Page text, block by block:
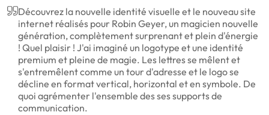
Découvrez la nouvelle identité visuelle et le nouveau site
internet réalisés pour Robin Geyer, un magicien nouvelle
génération, complètement surprenant et plein d'énergie
! Quel plaisir ! J'ai imaginé un logotype et une identité
premium et pleine de magie. Les lettres se mêlent et
s'entremêlent comme un tour d'adresse et le logo se
décline en format vertical, horizontal et en symbole. De
quoi agrémenter l'ensemble des ses supports de
communication.